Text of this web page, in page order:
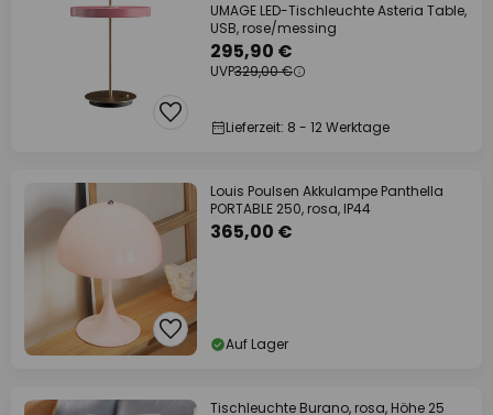
UMAGE LED-Tischleuchte Asteria Table,
USB, rose/messing
295,90 €
UVP329,00 €
Lieferzeit: 8 - 12 Werktage
Louis Poulsen Akkulampe Panthella
PORTABLE 250, rosa, IP44
365,00 €
Auf Lager
Tischleuchte Burano, rosa, Höhe 25